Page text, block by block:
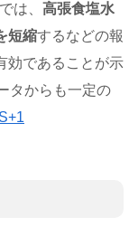
は、 高張食塩水
短縮するなどの報
効であることが示
タからも一定の